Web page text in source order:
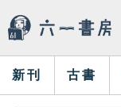
新刊 古書